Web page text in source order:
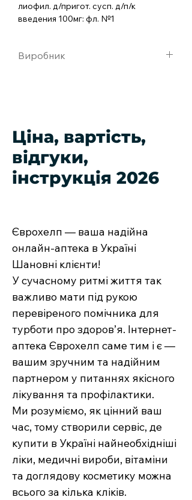
лиофил. д/пригот. сусп. д/п/к
введения 100мг: фл. №1
Виробник
Ціна, вартість,
відгуки,
інструкція 2026
Єврохелп — ваша надійна
онлайн-аптека в Україні
Шановні клієнти!
У сучасному ритмі життя так
важливо мати під рукою
перевіреного помічника для
турботи про здоров’я. Інтернет-
аптека Єврохелп саме тим і є —
вашим зручним та надійним
партнером у питаннях якісного
лікування та профілактики.
Ми розуміємо, як цінний ваш
час, тому створили сервіс, де
купити в Україні найнеобхідніші
ліки, медичні вироби, вітаміни
та доглядову косметику можна
всього за кілька кліків.